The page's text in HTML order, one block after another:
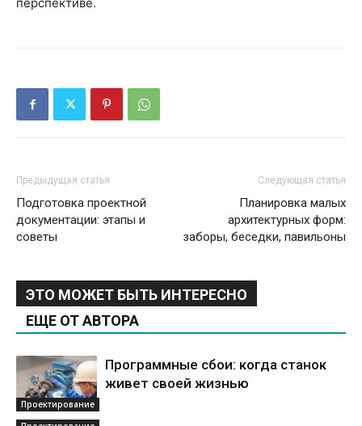
Предыдущая статья
Подготовка проектной
документации: этапы и
советы
Следующая статья
Планировка малых
архитектурных форм:
заборы, беседки, павильоны
ЭТО МОЖЕТ БЫТЬ ИНТЕРЕСНО
ЕЩЕ ОТ АВТОРА
Проектирование
Программные сбои: когда станок
живет своей жизнью